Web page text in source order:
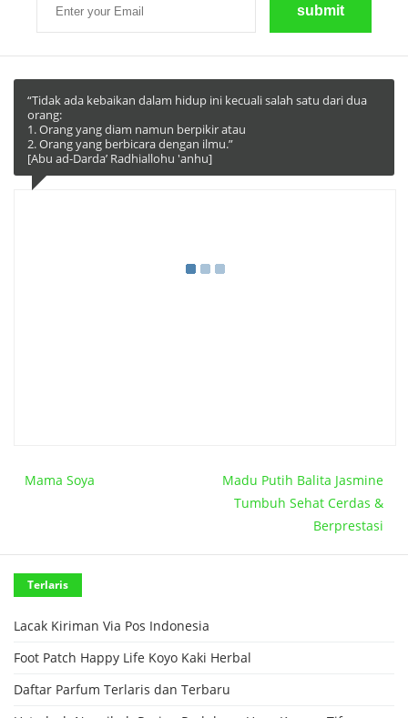
“Tidak ada kebaikan dalam hidup ini kecuali salah satu dari dua
orang:
1. Orang yang diam namun berpikir atau
2. Orang yang berbicara dengan ilmu.”
[Abu ad-Darda’ Radhiallohu 'anhu]
Mama Soya
Madu Putih Balita Jasmine
Tumbuh Sehat Cerdas &
Berprestasi
Terlaris
Lacak Kiriman Via Pos Indonesia
Foot Patch Happy Life Koyo Kaki Herbal
Daftar Parfum Terlaris dan Terbaru